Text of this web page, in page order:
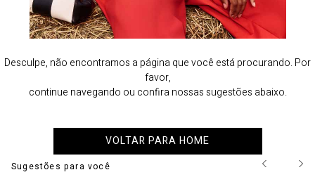
Desculpe, não encontramos a página que você está procurando. Por
favor,
continue navegando ou confira nossas sugestões abaixo.
VOLTAR PARA HOME
Sugestões para você